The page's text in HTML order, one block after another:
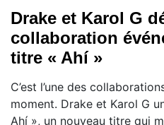
Drake et Karol G
collaboration
titre « Ahí »
C’est l’une des
moment. Drake et Karol G
Ahí », un nouveau titre qui